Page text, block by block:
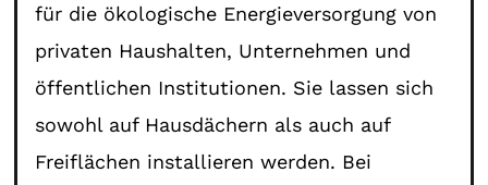
für die ökologische Energieversorgung von
privaten Haushalten, Unternehmen und
öffentlichen Institutionen. Sie lassen sich
sowohl auf Hausdächern als auch auf
Freiflächen installieren werden. Bei